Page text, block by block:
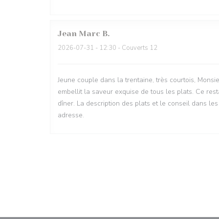
Jean Marc B
2026-07-31 - 12:30 - Couverts 12
Jeune couple dans la trentaine, très courtois,
embellit la saveur exquise de tous les plats. Ce
dîner. La description des plats et le conseil dans
adresse.